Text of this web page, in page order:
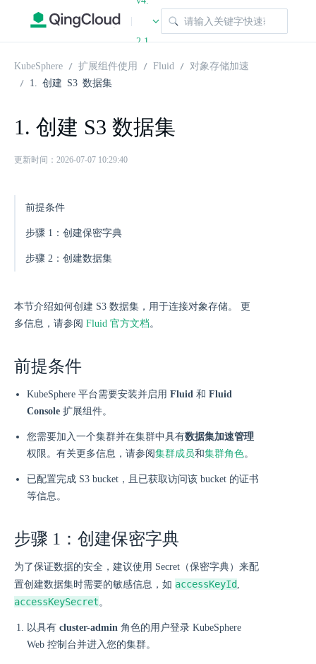
|
2.1
KubeSphere 扩展组件使用 Fluid
对象存储加速
1. 创建 S3 数据集
1. 创建 S3 数据集
更新时间：2026-07-07 10:29:40
前提条件
步骤 1：创建保密字典
步骤 2：创建数据集
本节介绍如何创建 S3 数据集，用于连接对象存储。 更
多信息，请参阅 Fluid 官方文档。
前提条件
KubeSphere 平台需要安装并启用 Fluid 和 Fluid
Console 扩展组件。
您需要加入一个集群并在集群中具有数据集加速管理
权限。有关更多信息，请参阅集群成员和集群角色。
已配置完成 S3 bucket，且已获取访问该 bucket 的证书
等信息。
步骤 1：创建保密字典
为了保证数据的安全，建议使用 Secret（保密字典）来配
置创建数据集时需要的敏感信息，如 accessKeyId ,
accessKeySecret。
以具有 cluster-admin 角色的用户登录 KubeSphere
Web 控制台并进入您的集群。